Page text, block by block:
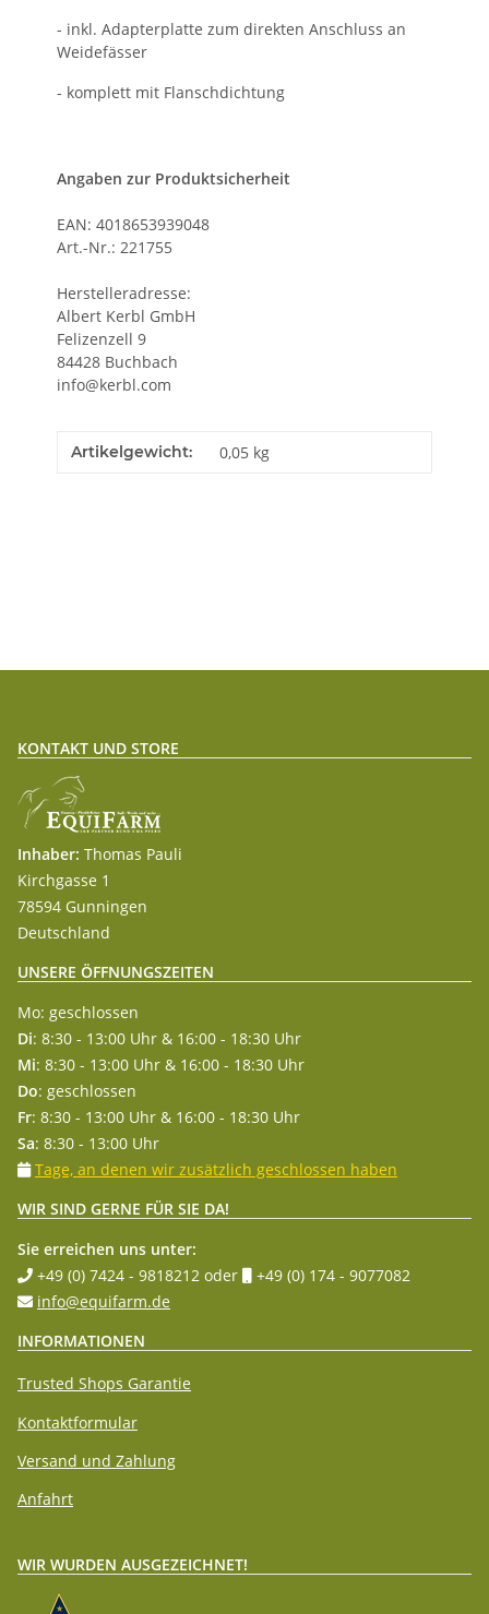
- inkl. Adapterplatte zum direkten Anschluss an
Weidefässer
- komplett mit Flanschdichtung
Angaben zur Produktsicherheit
EAN: 4018653939048
Art.-Nr.: 221755
Herstelleradresse:
Albert Kerbl GmbH
Felizenzell 9
84428 Buchbach
info@kerbl.com
Artikelgewicht: 0,05 kg
KONTAKT UND STORE
Inhaber: Thomas Pauli
Kirchgasse 1
78594 Gunningen
Deutschland
UNSERE ÖFFNUNGSZEITEN
Mo: geschlossen
Di: 8:30 - 13:00 Uhr & 16:00 - 18:30 Uhr
Mi: 8:30 - 13:00 Uhr & 16:00 - 18:30 Uhr
Do: geschlossen
Fr: 8:30 - 13:00 Uhr & 16:00 - 18:30 Uhr
Sa: 8:30 - 13:00 Uhr
Tage, an denen wir zusätzlich geschlossen haben
WIR SIND GERNE FÜR SIE DA!
Sie erreichen uns unter:
+49 (0) 7424 - 9818212 oder
+49 (0) 174 - 9077082
info@equifarm.de
INFORMATIONEN
Trusted Shops Garantie
Kontaktformular
Versand und Zahlung
Anfahrt
WIR WURDEN AUSGEZEICHNET!